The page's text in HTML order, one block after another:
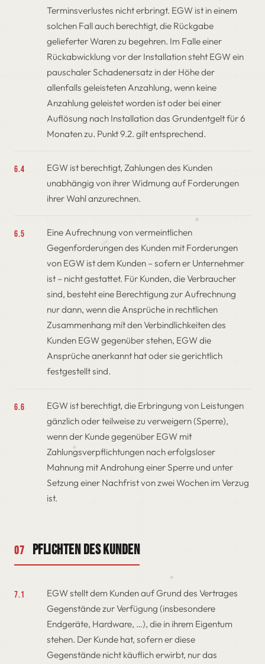
Terminsverlustes nicht erbringt. EGW ist in einem
solchen Fall auch berechtigt, die Rückgabe
gelieferter Waren zu begehren. Im Falle einer
Rückabwicklung vor der Installation steht EGW ein
pauschaler Schadenersatz in der Höhe der
allenfalls geleisteten Anzahlung, wenn keine
Anzahlung geleistet worden ist oder bei einer
Auflösung nach Installation das Grundentgelt für 6
Monaten zu. Punkt 9.2. gilt entsprechend.
6.4
EGW ist berechtigt, Zahlungen des Kunden
unabhängig von ihrer Widmung auf Forderungen
ihrer Wahl anzurechnen.
6.5
Eine Aufrechnung von vermeintlichen
Gegenforderungen des Kunden mit Forderungen
von EGW ist dem Kunden – sofern er Unternehmer
ist – nicht gestattet. Für Kunden, die Verbraucher
sind, besteht eine Berechtigung zur Aufrechnung
nur dann, wenn die Ansprüche in rechtlichen
Zusammenhang mit den Verbindlichkeiten des
Kunden EGW gegenüber stehen, EGW die
Ansprüche anerkannt hat oder sie gerichtlich
festgestellt sind.
6.6
EGW ist berechtigt, die Erbringung von Leistungen
gänzlich oder teilweise zu verweigern (Sperre),
wenn der Kunde gegenüber EGW mit
Zahlungsverpflichtungen nach erfolgsloser
Mahnung mit Androhung einer Sperre und unter
Setzung einer Nachfrist von zwei Wochen im Verzug
ist.
07 Pflichten des Kunden
7.1
EGW stellt dem Kunden auf Grund des Vertrages
Gegenstände zur Verfügung (insbesondere
Endgeräte, Hardware, …), die in ihrem Eigentum
stehen. Der Kunde hat, sofern er diese
Gegenstände nicht käuflich erwirbt, nur das